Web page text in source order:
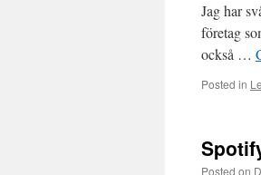
Jag har
företag
också …
Posted in
Posted on